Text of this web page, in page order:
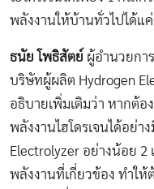
พลังงานให้บ้านทั่วไปได้แ
ธนัย โพธิสัตย์ ผู้อำนวยกา
บริษัทผู้ผลิต Hydrogen
อธิบายเพิ่มเติมว่า หากต้อ
พลังงานไฮโดรเจนได้อย่
Electrolyzer อย่างน้อย 2
พลังงานที่เกี่ยวข้อง ทำให้